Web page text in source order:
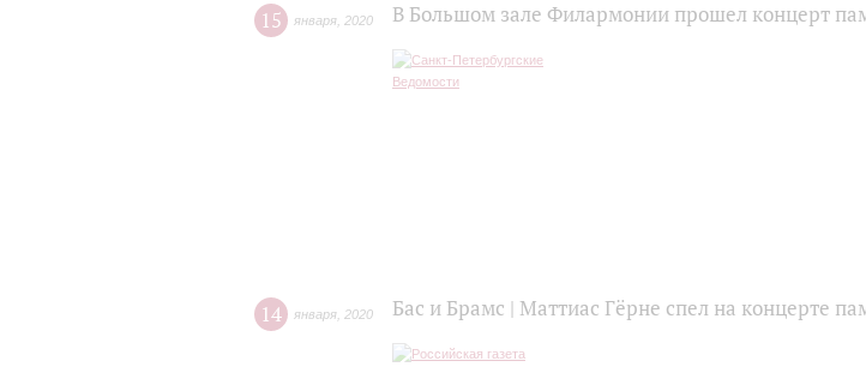
15 января 2020 В Большом зале Филармонии прошел концерт
14 января 2020 Бас и Брамс | Маттиас Гёрне спел на концерте